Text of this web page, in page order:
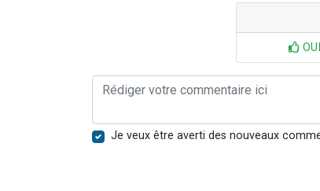
OUI
Je veux être averti des nouveaux